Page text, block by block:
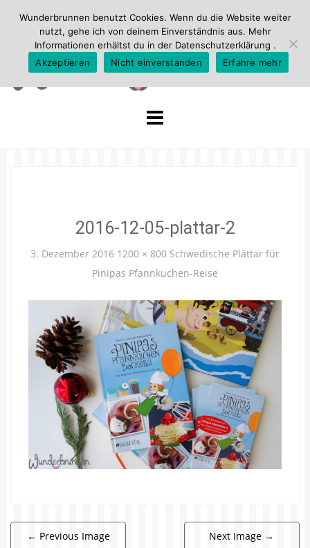
2016-12-05-plattar-2
3. Dezember 2016 1200 × 800 Schwedische Plättar für
Pinipas Pfannkuchen-Reise
← Previous Image Next Image →
Wunderbrunnen benutzt Cookies. Wenn du die Website weiter
nutzt, gehe ich von deinem Einverständnis aus. Mehr
Informationen erhältst du in der Datenschutzerklärung .
Akzeptieren
Nicht einverstanden Erfahre mehr